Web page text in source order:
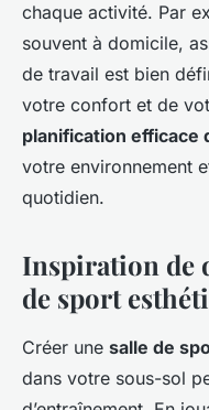
chaque activité. Par
souvent à domicile,
de travail est bien
votre confort et de
planification efficace
votre environnement
quotidien.
Inspiration de
de sport
Créer une salle de
dans votre sous-sol